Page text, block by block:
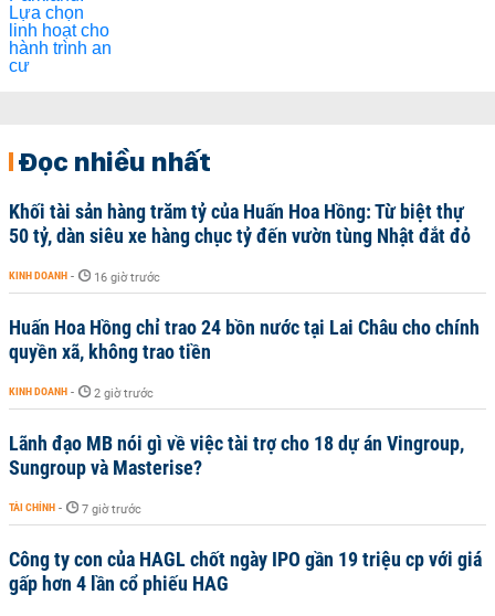
Đọc nhiều nhất
Khối tài sản hàng trăm tỷ của Huấn Hoa Hồng: Từ biệt thự
50 tỷ, dàn siêu xe hàng chục tỷ đến vườn tùng Nhật đắt đỏ
KINH DOANH - 16 giờ trước
Huấn Hoa Hồng chỉ trao 24 bồn nước tại Lai Châu cho chính
quyền xã, không trao tiền
KINH DOANH - 2 giờ trước
Lãnh đạo MB nói gì về việc tài trợ cho 18 dự án Vingroup,
Sungroup và Masterise?
TÀI CHÍNH - 7 giờ trước
Công ty con của HAGL chốt ngày IPO gần 19 triệu cp với giá
gấp hơn 4 lần cổ phiếu HAG